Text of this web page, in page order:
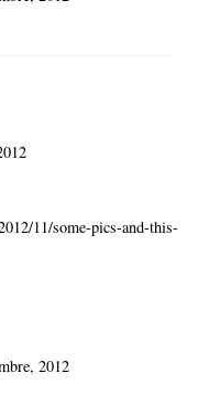
11/some-pics-and-this-
2012